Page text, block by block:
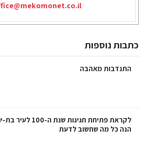
כתבות נוספות
התנדבות מאהבה
לקראת פתיחת חגיגות שנת ה-100
הנה כל מה שחשוב לדעת